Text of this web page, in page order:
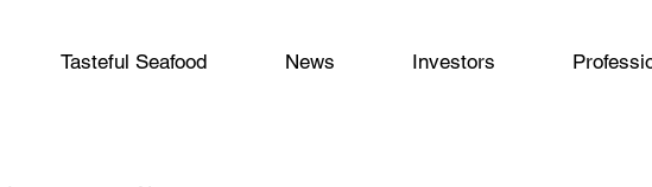
Tasteful Seafood News Investors